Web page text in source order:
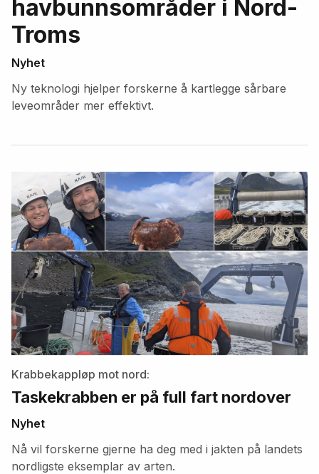
havbunnsområder i Nord-
Troms
Nyhet
Ny teknologi hjelper forskerne å kartlegge sårbare
leveområder mer effektivt.
Krabbekappløp mot nord:
Taskekrabben er på full fart nordover
Nyhet
Nå vil forskerne gjerne ha deg med i jakten på landets
nordligste eksemplar av arten.